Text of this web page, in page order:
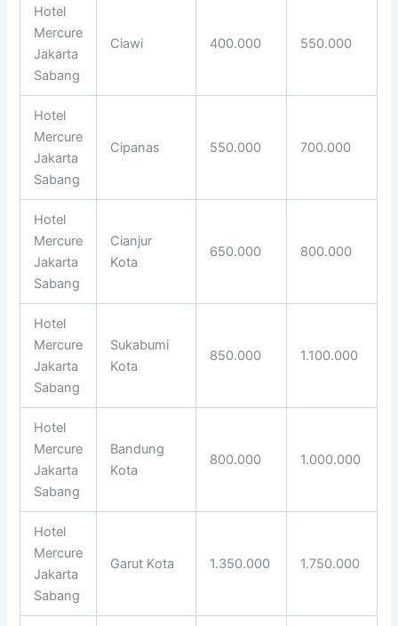
Hotel
Mercure
Jakarta
Sabang
Ciawi 400.000 550.000
Hotel
Mercure
Jakarta
Sabang
Cipanas 550.000 700.000
Hotel
Mercure
Jakarta
Sabang
Cianjur
Kota
650.000 800.000
Hotel
Mercure
Jakarta
Sabang
Sukabumi
Kota
850.000 1.100.000
Hotel
Mercure
Jakarta
Sabang
Bandung
Kota
800.000 1.000.000
Hotel
Mercure
Jakarta
Sabang
Garut Kota 1.350.000 1.750.000